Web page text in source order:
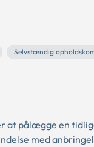
Selvstændig
at pålægge en
med